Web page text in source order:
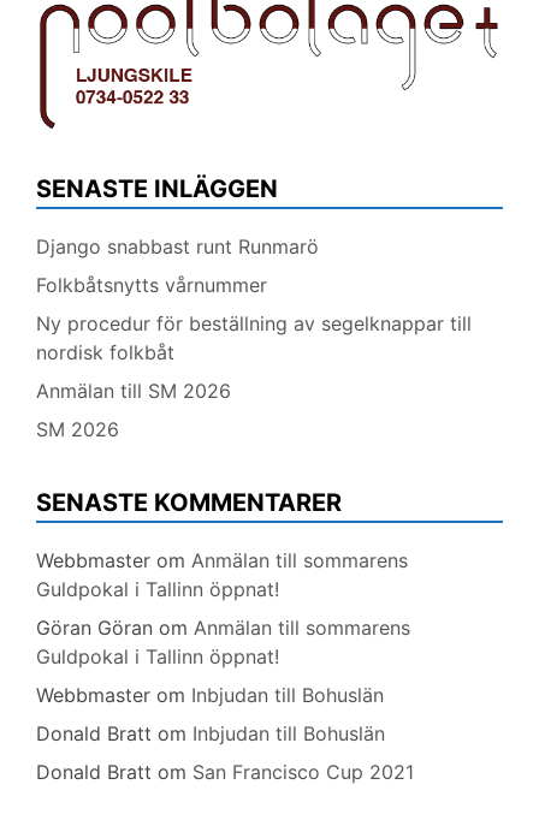
SENASTE INLÄGGEN
Django snabbast runt Runmarö
Folkbåtsnytts vårnummer
Ny procedur för beställning av segelknappar till
nordisk folkbåt
Anmälan till SM 2026
SM 2026
SENASTE KOMMENTARER
Webbmaster om Anmälan till sommarens
Guldpokal i Tallinn öppnat!
Göran Göran om Anmälan till sommarens
Guldpokal i Tallinn öppnat!
Webbmaster om Inbjudan till Bohuslän
Donald Bratt om Inbjudan till Bohuslän
Donald Bratt om San Francisco Cup 2021